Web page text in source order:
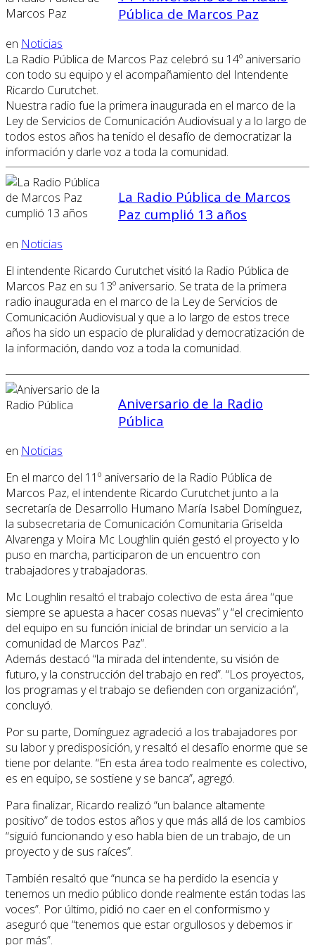
Pública de Marcos Paz
en Noticias
La Radio Pública de Marcos Paz celebró su 14º aniversario
con todo su equipo y el acompañamiento del Intendente
Ricardo Curutchet.
Nuestra radio fue la primera inaugurada en el marco de la
Ley de Servicios de Comunicación Audiovisual y a lo largo de
todos estos años ha tenido el desafío de democratizar la
información y darle voz a toda la comunidad.
La Radio Pública de Marcos
Paz cumplió 13 años
en Noticias
El intendente Ricardo Curutchet visitó la Radio Pública de
Marcos Paz en su 13º aniversario. Se trata de la primera
radio inaugurada en el marco de la Ley de Servicios de
Comunicación Audiovisual y que a lo largo de estos trece
años ha sido un espacio de pluralidad y democratización de
la información, dando voz a toda la comunidad.
Aniversario de la Radio
Pública
en Noticias
En el marco del 11º aniversario de la Radio Pública de
Marcos Paz, el intendente Ricardo Curutchet junto a la
secretaría de Desarrollo Humano María Isabel Domínguez,
la subsecretaria de Comunicación Comunitaria Griselda
Alvarenga y Moira Mc Loughlin quién gestó el proyecto y lo
puso en marcha, participaron de un encuentro con
trabajadores y trabajadoras.
Mc Loughlin resaltó el trabajo colectivo de esta área “que
siempre se apuesta a hacer cosas nuevas” y “el crecimiento
del equipo en su función inicial de brindar un servicio a la
comunidad de Marcos Paz”.
Además destacó “la mirada del intendente, su visión de
futuro, y la construcción del trabajo en red”. “Los proyectos,
los programas y el trabajo se defienden con organización”,
concluyó.
Por su parte, Domínguez agradeció a los trabajadores por
su labor y predisposición, y resaltó el desafío enorme que se
tiene por delante. “En esta área todo realmente es colectivo,
es en equipo, se sostiene y se banca”, agregó.
Para finalizar, Ricardo realizó “un balance altamente
positivo” de todos estos años y que más allá de los cambios
“siguió funcionando y eso habla bien de un trabajo, de un
proyecto y de sus raíces”.
También resaltó que “nunca se ha perdido la esencia y
tenemos un medio público donde realmente están todas las
voces”. Por último, pidió no caer en el conformismo y
aseguró que “tenemos que estar orgullosos y debemos ir
por más”.